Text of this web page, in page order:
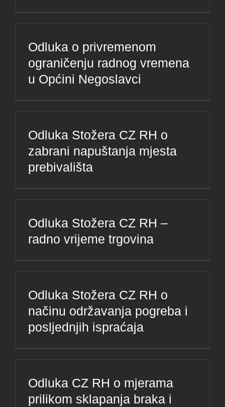
Odluka o privremenom
ograničenju radnog vremena
u Općini Negoslavci
Odluka Stožera CZ RH o
zabrani napuštanja mjesta
prebivališta
Odluka Stožera CZ RH –
radno vrijeme trgovina
Odluka Stožera CZ RH o
načinu održavanja pogreba i
posljednjih ispraćaja
Odluka CZ RH o mjerama
prilikom sklapanja braka i